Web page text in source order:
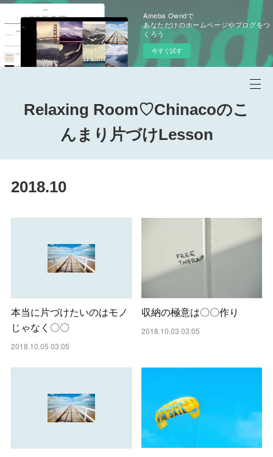
Ameba Owndで
あなただけのホームページやブログをつ
くろう
今すぐ試す
Relaxing Room♡Chinacoのこ
んまり片づけLesson
2018.10
本当に片づけたいのはモノ
じゃなく〇〇
2018.10.05 03:05
収納の極意は〇〇作り
2018.10.03 03:05